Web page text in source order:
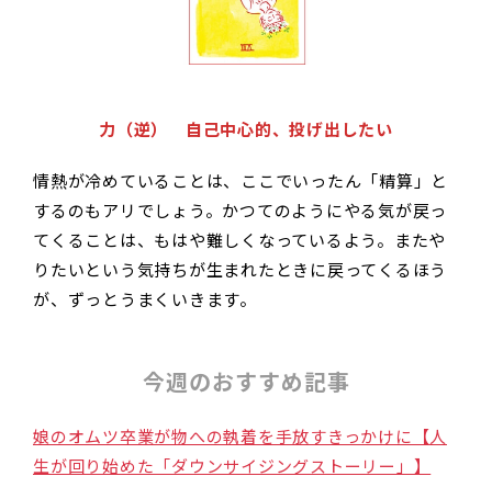
力（逆） 自己中心的、投げ出したい
情熱が冷めていることは、ここでいったん「精算」と
するのもアリでしょう。かつてのようにやる気が戻っ
てくることは、もはや難しくなっているよう。またや
りたいという気持ちが生まれたときに戻ってくるほう
が、ずっとうまくいきます。
今週のおすすめ記事
娘のオムツ卒業が物への執着を手放すきっかけに【人
生が回り始めた「ダウンサイジングストーリー」】